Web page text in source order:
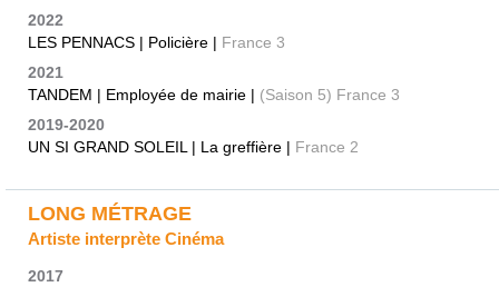
2022
LES PENNACS | Policière | France 3
2021
TANDEM | Employée de mairie | (Saison 5) France 3
2019-2020
UN SI GRAND SOLEIL | La greffière | France 2
LONG MÉTRAGE
Artiste interprète Cinéma
2017